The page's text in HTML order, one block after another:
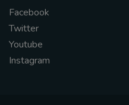
Facebook
Twitter
Youtube
Instagram